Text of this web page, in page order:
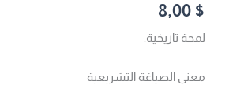
8,00 $
لمحة تاريخية.
معنى الصياغة التشريعية